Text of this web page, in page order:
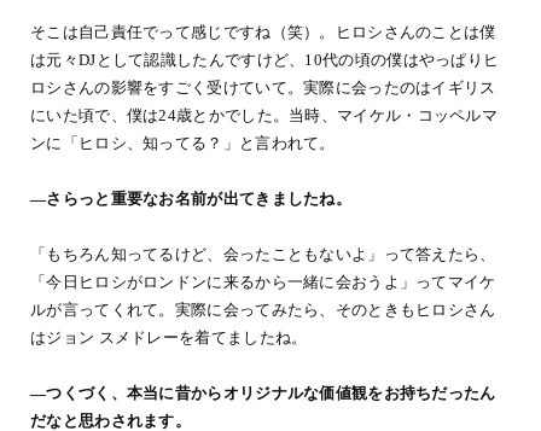
そこは自己責任でって感じですね（笑）。ヒロシさんのことは僕
は元々DJとして認識したんですけど、10代の頃の僕はやっぱりヒ
ロシさんの影響をすごく受けていて。実際に会ったのはイギリス
にいた頃で、僕は24歳とかでした。当時、マイケル・コッペルマ
ンに「ヒロシ、知ってる？」と言われて。
―さらっと重要なお名前が出てきましたね。
「もちろん知ってるけど、会ったこともないよ」って答えたら、
「今日ヒロシがロンドンに来るから一緒に会おうよ」ってマイケ
ルが言ってくれて。実際に会ってみたら、そのときもヒロシさん
はジョン スメドレーを着てましたね。
―つくづく、本当に昔からオリジナルな価値観をお持ちだったん
だなと思わされます。